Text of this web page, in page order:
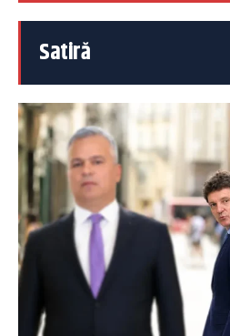
Satiră